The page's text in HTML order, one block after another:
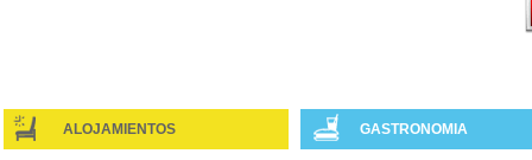
ALOJAMIENTOS GASTRONOMIA